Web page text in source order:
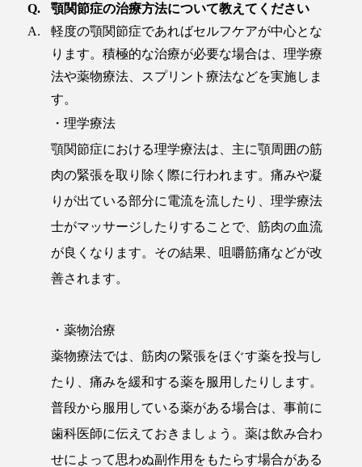
顎関節症の治療方法について教えてください
軽度の顎関節症であればセルフケアが中心とな
ります。積極的な治療が必要な場合は、理学療
法や薬物療法、スプリント療法などを実施しま
す。
・理学療法
顎関節症における理学療法は、主に顎周囲の筋
肉の緊張を取り除く際に行われます。痛みや凝
りが出ている部分に電流を流したり、理学療法
士がマッサージしたりすることで、筋肉の血流
が良くなります。その結果、咀嚼筋痛などが改
善されます。
・薬物治療
薬物療法では、筋肉の緊張をほぐす薬を投与し
たり、痛みを緩和する薬を服用したりします。
普段から服用している薬がある場合は、事前に
歯科医師に伝えておきましょう。薬は飲み合わ
せによって思わぬ副作用をもたらす場合がある